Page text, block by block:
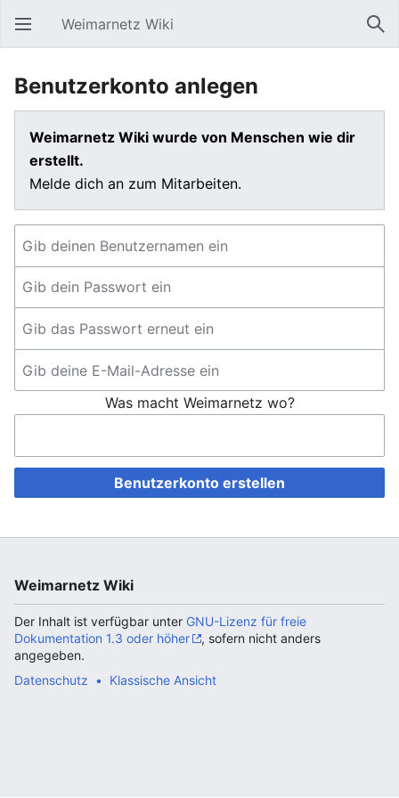
Hauptmenü öffnen Weimarnetz Wiki
Benutzerkonto anlegen
Weimarnetz Wiki wurde von Menschen wie dir
erstellt.
Melde dich an zum Mitarbeiten.
Was macht Weimarnetz wo?
Benutzerkonto erstellen
Weimarnetz Wiki
Der Inhalt ist verfügbar unter GNU-Lizenz für freie
Dokumentation 1.3 oder höher
, sofern nicht anders
angegeben.
Datenschutz
Klassische Ansicht